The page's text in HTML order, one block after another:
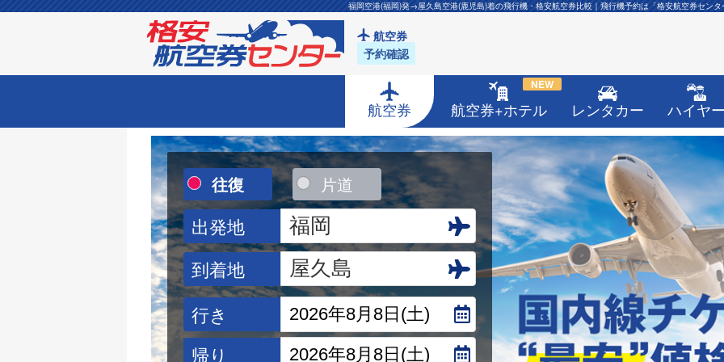
福岡空港(福岡)発→屋久島空港(鹿児島)着の飛行機・格安航空券比較｜飛行機予約は「格安航空券センタ
航空券
予約確認
航空券 航空券+ホテル
NEW
レンタカー ハイヤ
往復 片道
出発地
到着地
行き
帰り